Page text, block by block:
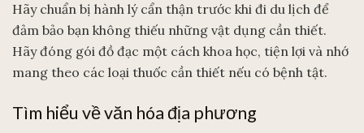
Hãy chuẩn bị hành lý cẩn thận trước khi đi du lịch để
đảm bảo bạn không thiếu những vật dụng cần thiết.
Hãy đóng gói đồ đạc một cách khoa học, tiện lợi và nhớ
mang theo các loại thuốc cần thiết nếu có bệnh tật.
Tìm hiểu về văn hóa địa phương